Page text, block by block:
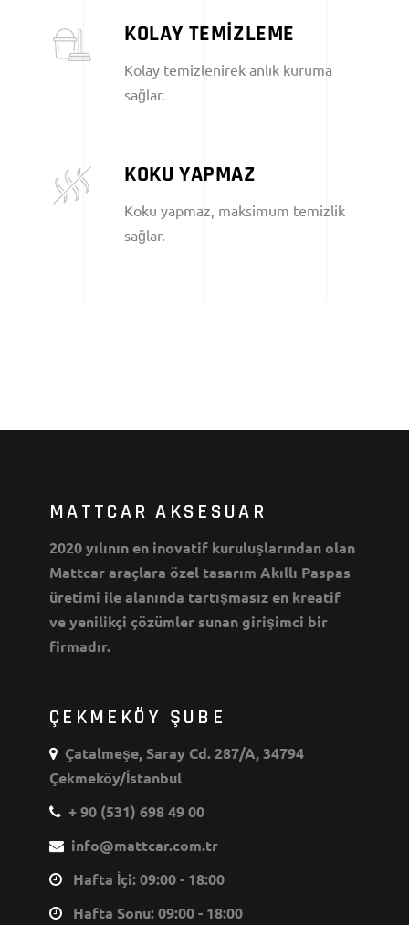
KOLAY TEMİZLEME
Kolay temizlenirek anlık kuruma
sağlar.
KOKU YAPMAZ
Koku yapmaz, maksimum temizlik
sağlar.
MATTCAR AKSESUAR
2020 yılının en inovatif kuruluşlarından olan
Mattcar araçlara özel tasarım Akıllı Paspas
üretimi ile alanında tartışmasız en kreatif
ve yenilikçi çözümler sunan girişimci bir
firmadır.
ÇEKMEKÖY ŞUBE
Çatalmeşe, Saray Cd. 287/A, 34794
Çekmeköy/İstanbul
+ 90 (531) 698 49 00
info@mattcar.com.tr
Hafta İçi: 09:00 - 18:00
Hafta Sonu: 09:00 - 18:00